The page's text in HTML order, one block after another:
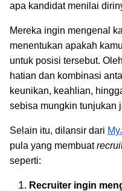
apa kandidat menilai
Mereka ingin mengenal
menentukan apakah
untuk posisi tersebut.
hatian dan kombinasi
keunikan, keahlian,
sebisa mungkin tunjukan
Selain itu, dilansir dari
pula yang membuat
seperti:
Recruiter ingin